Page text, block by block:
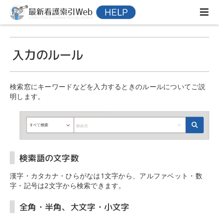
入力のルール
検索窓にキーワードなどを入力するときのルールについてご説
明します。
検索語の文字数
漢字・カタカナ・ひらがなは1文字から、アルファベット・数
字・記号は2文字から検索できます。
全角・半角、大文字・小文字